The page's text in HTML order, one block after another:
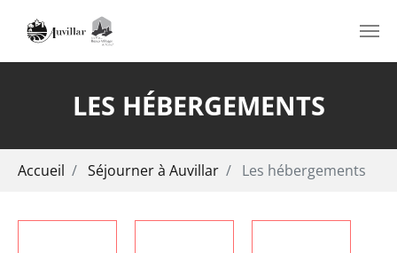
LES HÉBERGEMENTS
Accueil Séjourner à Auvillar Les hébergements